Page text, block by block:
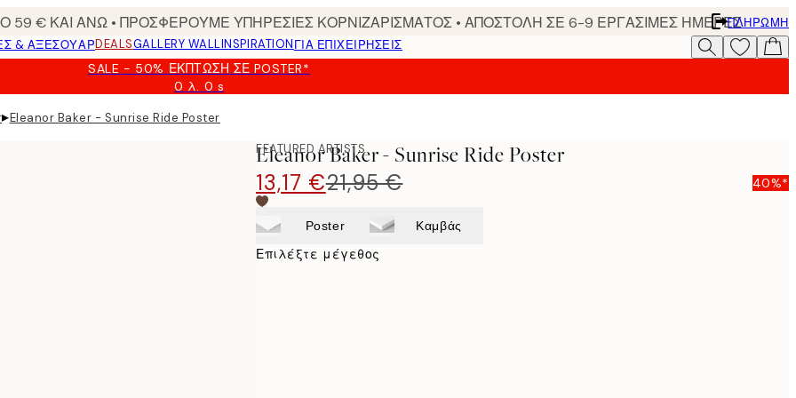
€ ΚΑΙ ΑΝΩ • ΠΡΟΣΦΕΡΟΥΜΕ ΥΠΗΡΕΣΙΕΣ ΚΟΡΝΙΖΑΡΙΣΜΑΤΟΣ • ΑΠΟΣΤΟΛΗ ΣΕ 6-9 ΕΡΓΑΣΙΜΕΣ ΗΜΕΡΕΣΠΛΗΡΩΜΉ
& ΑΞΕΣΟΥΆΡDEALSGALLERY WALLINSPIRATIONΓΙΑ ΕΠΙΧΕΙΡΗΣΕΙΣ
SALE - 50% ΈΚΠΤΩΣΗ ΣΕ POSTER*
0 λ. 0 s
Ισχύει
μέχρι:
2026-
▸Eleanor Baker - Sunrise Ride Poster
FEATURED ARTISTS
Eleanor Baker - Sunrise Ride Poster
13,17 €21,95 € 40%*
Poster Καμβάς
Επιλέξτε μέγεθος